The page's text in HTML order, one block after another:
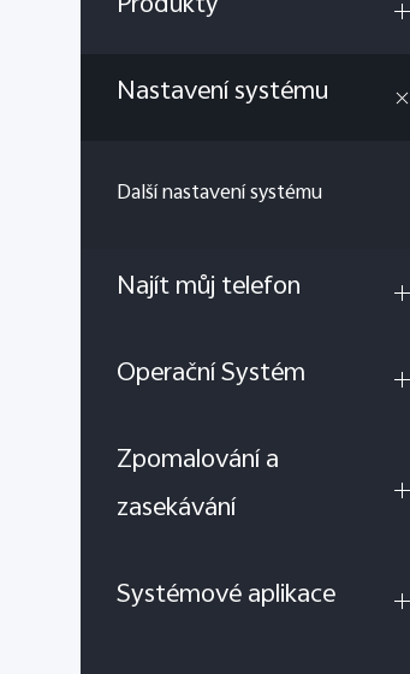
Nastavení systému
Další nastavení systému
Najít můj telefon
Operační Systém
Zpomalování a
zasekávání
Systémové aplikace